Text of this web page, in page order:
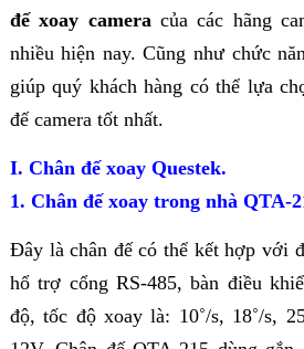
đế xoay cameracủa các hãng
nhiều hiện nay. Cũng như chức
giúp quý khách hàng có thể lựa
đế camera tốt nhất.
I. Chân đế xoay Questek.
1. Chân đế xoay trong nhà QTA-
Đây là chân đế có thể kết hợp với
hổ trợ cổng RS-485, bàn điều
độ, tốc độ xoay là: 10˚/s, 18˚/s,